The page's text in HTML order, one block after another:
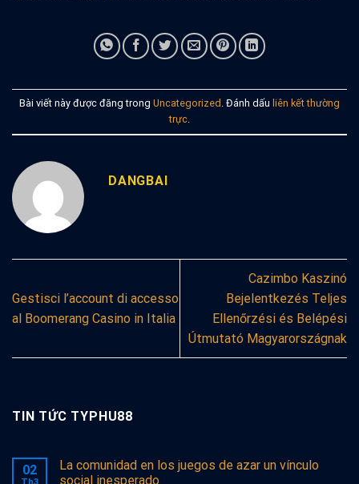
Bài viết này được đăng trong Uncategorized . Đánh dấu liên kết thường
trực
DANGBAI
Gestisci l’account di accesso
al Boomerang Casino in Italia
Cazimbo Kaszinó
Bejelentkezés Teljes
Ellenőrzési és Belépési
Útmutató Magyarországnak
TIN TỨC TYPHU88
02
La comunidad en los juegos de azar un vínculo
social inesperado